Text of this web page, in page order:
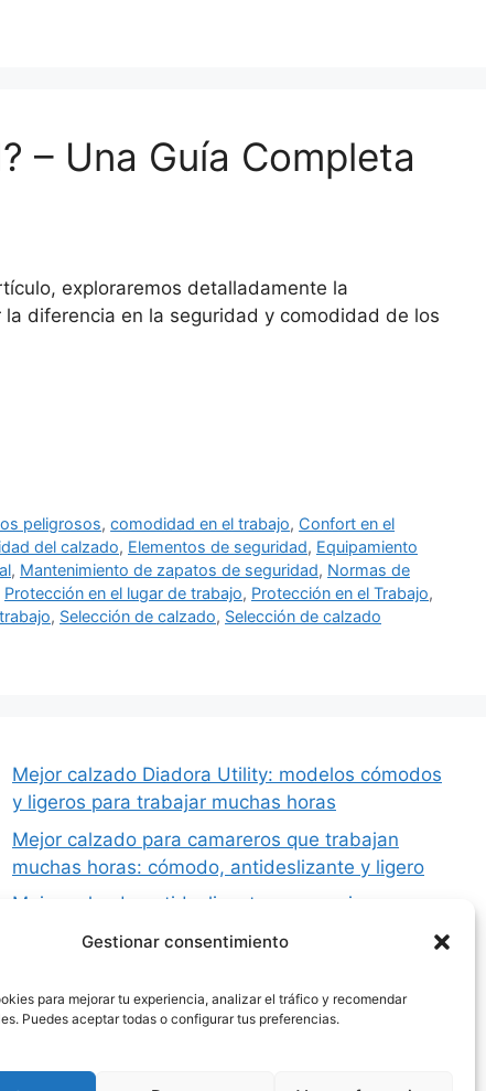
Gestionar consentimiento
para mejorar tu experiencia, analizar el tráfico y recomendar
Puedes aceptar todas o configurar tus preferencias.
– Una Guía Completa
exploraremos detalladamente la
diferencia en la seguridad y comodidad de los
peligrosos,comodidad en el trabajo, Confort en el
del calzado, Elementos de seguridad, Equipamiento
, Mantenimiento de zapatos de seguridad, Normas de
Protección en el lugar de trabajo, Protección en el Trabajo,
, Selección de calzado, Selección de calzado
Mejor calzado Diadora Utility: modelos cómodos
y ligeros para trabajar muchas horas
Mejor calzado para camareros que trabajan
muchas horas: cómodo, antideslizante y ligero
Mejor calzado antideslizante para cocina y
hostelería
todo el día (cómodo y sin dolor)
Por qué duelen los pies con el calzado de